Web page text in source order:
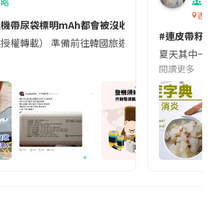
帶尿袋標明mAh都會被沒收😱出發前切記檢查
授權轉載） 準備前往韓國旅遊的民眾，近期要
香港
#連皮帶籽
夏天其中一
閱讀更多